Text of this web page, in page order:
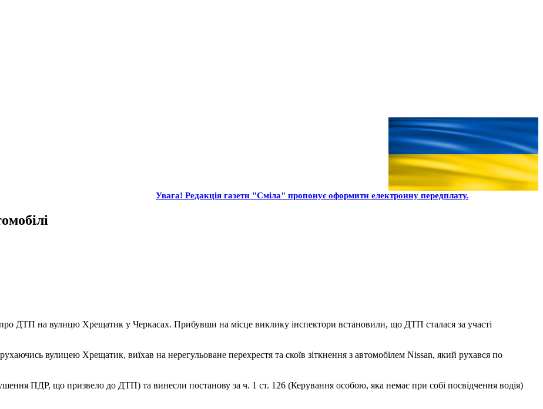
Увага! Редакція газети "Сміла" пропонує оформити електронну передплату.
ДТП на вулицю Хрещатик у Черкасах. Прибувши на місце виклику інспектори встановили, що ДТП сталася за участі
вулицею Хрещатик, виїхав на нерегульоване перехрестя та скоїв зіткнення з автомобілем Nissan, який рухався по
ПДР, що призвело до ДТП) та винесли постанову за ч. 1 ст. 126 (Керування особою, яка немає при собі посвідчення водія)